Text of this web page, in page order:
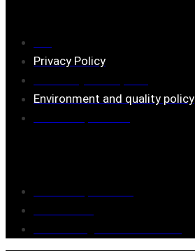
Privacy Policy
Environment and quality policy